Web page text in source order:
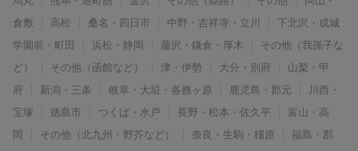
倉敷
高松 桑名・四日市 中野・吉祥寺・立川
下北沢・成城
学園前・町田
浜松・静岡 藤沢・鎌倉・厚木
その他（我孫子な
ど）
その他（函館など） 津・伊勢 大分・別府
山梨・甲
府
新潟・三条 岐阜・大垣・各務ヶ原 鹿児島・郡元
川西・
宝塚
徳島市 つくば・水戸 長野・松本・佐久平
富山・高
岡
その他（北九州・野芥など） 奈良・生駒・橿原
福島・郡